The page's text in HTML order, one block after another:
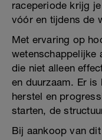
raceperiode krijg
vóór en tijdens de
Met ervaring op
wetenschappelijke
die niet alleen
en duurzaam. Er
herstel en
starten, de
Bij aankoop van